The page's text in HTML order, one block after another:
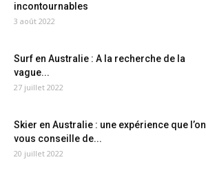
incontournables
3 août 2022
Surf en Australie : A la recherche de la
vague...
27 juillet 2022
Skier en Australie : une expérience que l’on
vous conseille de...
20 juillet 2022